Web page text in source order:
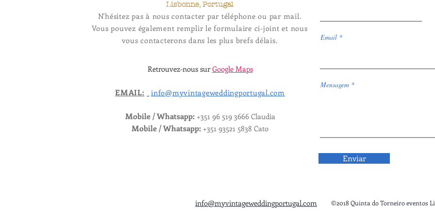
Lisbonne, Portugal
N'hésitez pas à nous contacter par téléphone ou par mail.
Vous pouvez également remplir le formulaire ci-joint et nous
vous contacterons dans les plus brefs délais.
Retrouvez-nous surGoogle Maps
EMAIL: info@myvintageweddingportugal.com
Mobile / Whatsapp:+351 96 519 3666 Claudia
Mobile / Whatsapp: +351 93521 5838 Cato
Email
Mensagem
Enviar
info@myvintageweddingportugal.com ©2018 Quinta do Torneiro eventos